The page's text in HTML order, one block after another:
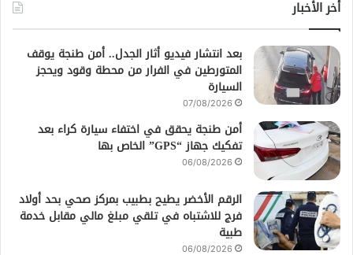
أخر الأخبار
بعد انتشار فيديو أثار الجدل.. أمن طنجة يوقف
المتورطين في الفرار من محطة وقود ويحجز
السيارة
07/08/2026
أمن طنجة يحقق في اختفاء سيارة كراء بعد
تفكيك جهاز “GPS” الخاص بها
06/08/2026
الرقم الأخضر يطيح بطبيب بمركز صحي بحد أولاد
فرج للاشتباه في تلقي مبلغ مالي مقابل خدمة
طبية
06/08/2026